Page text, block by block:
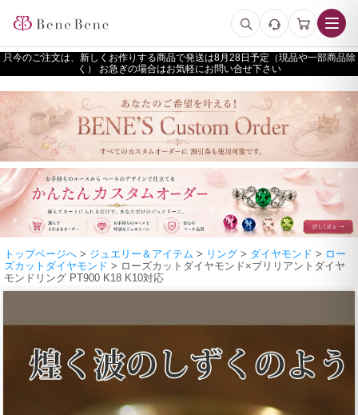
只今のご注文は、新しくお作りする商品で発送は
予定（現品や一部商品除
く） お急ぎの場合はお気軽にお問い合せ下さい
トップページへ > ジュエリー＆アイテム > リング > ダイヤモンド > ロー
ズカットダイヤモンド > ローズカットダイヤモンド×ブリリアントダイヤ
モンドリング PT900 K18 K10対応